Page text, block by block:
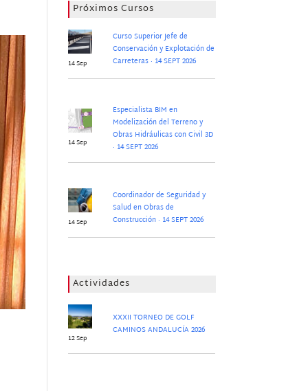
Próximos Cursos
14 Sep
Curso Superior Jefe de
Conservación y Explotación de
Carreteras · 14 SEPT 2026
14 Sep
Especialista BIM en
Modelización del Terreno y
Obras Hidráulicas con Civil 3D
· 14 SEPT 2026
14 Sep
Coordinador de Seguridad y
Salud en Obras de
Construcción · 14 SEPT 2026
Actividades
12 Sep
XXXII TORNEO DE GOLF
CAMINOS ANDALUCÍA 2026